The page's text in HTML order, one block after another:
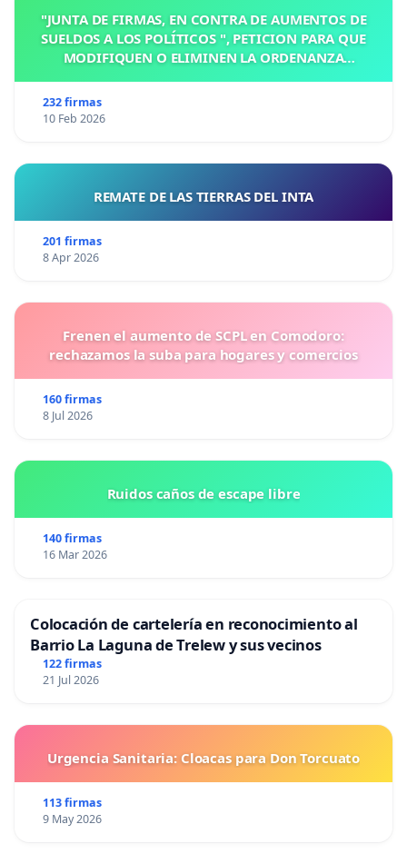
"JUNTA DE FIRMAS, EN CONTRA DE AUMENTOS DE
SUELDOS A LOS POLÍTICOS ", PETICION PARA QUE
MODIFIQUEN O ELIMINEN LA ORDENANZA
232 firmas
10 Feb 2026
REMATE DE LAS TIERRAS DEL INTA
201 firmas
8 Apr 2026
Frenen el aumento de SCPL en Comodoro:
rechazamos la suba para hogares y comercios
160 firmas
8 Jul 2026
Ruidos caños de escape libre
140 firmas
16 Mar 2026
Colocación de cartelería en reconocimiento al
Barrio La Laguna de Trelew y sus vecinos
122 firmas
21 Jul 2026
Urgencia Sanitaria: Cloacas para Don Torcuato
113 firmas
9 May 2026